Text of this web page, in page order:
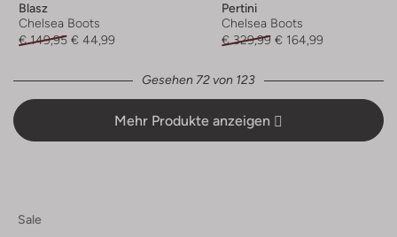
Blasz
Chelsea Boots
€ 149,95 € 44,99
Pertini
Chelsea Boots
€ 329,99 € 164,99
Gesehen 72 von 123
Mehr Produkte anzeigen
Sale